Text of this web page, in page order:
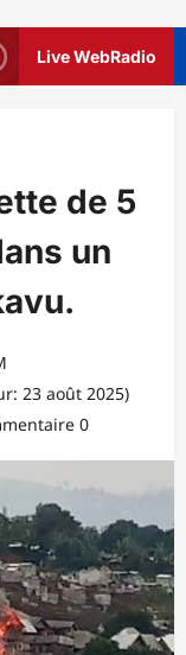
Live WebRadio
de 5
un
23 août 2025)
0